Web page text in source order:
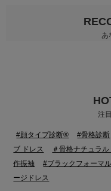
あ
注
#顔タイプ診断® #骨格診断
ブ ドレス
＃骨格ナチュラル
作振袖
#ブラックフォーマル
ージドレス